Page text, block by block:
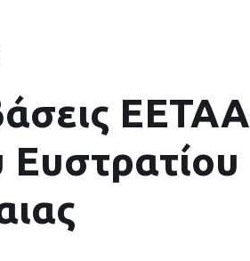
EETAA
Ευστρατίου